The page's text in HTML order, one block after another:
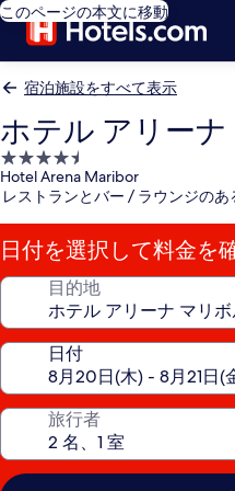
このページの本文に移動
宿泊施設をすべて表示
ホテル アリー
4.5
つ
星
宿
泊
施
Hotel Arena Maribor
レストランとバー / ラウンジの
日付を選択して料金を
目的地
日付
旅行者